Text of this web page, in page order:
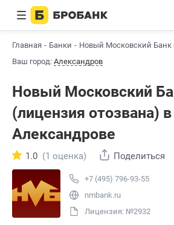
Главная Банки Новый Московский Банк
Ваш город: Александров
Новый Московский
(лицензия отозвана) в
Александрове
+7 (495) 796-93-55
nmbank.ru
Лицензия: №2932
1.0 (1 оценка) Поделиться